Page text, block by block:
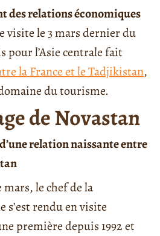
des relations économiques
visite le 3 mars dernier du
pour l’Asie centrale fait
la France et le Tadjikistan,
du tourisme.
de Novastan
relation naissante entre
le chef de la
rendu en visite
première depuis 1992 et